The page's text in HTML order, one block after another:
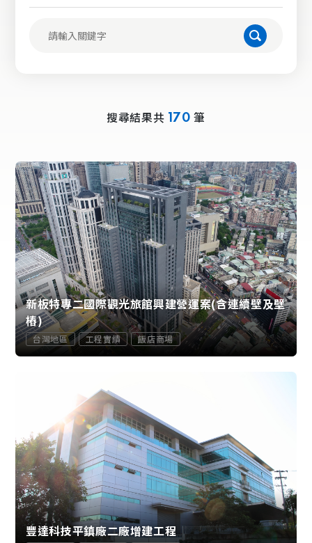
搜尋結果共 170 筆
新板特專二國際觀光旅館興建營運案(含連續壁及壁
樁)
台灣地區 工程實績 飯店商場
豐達科技平鎮廠二廠增建工程